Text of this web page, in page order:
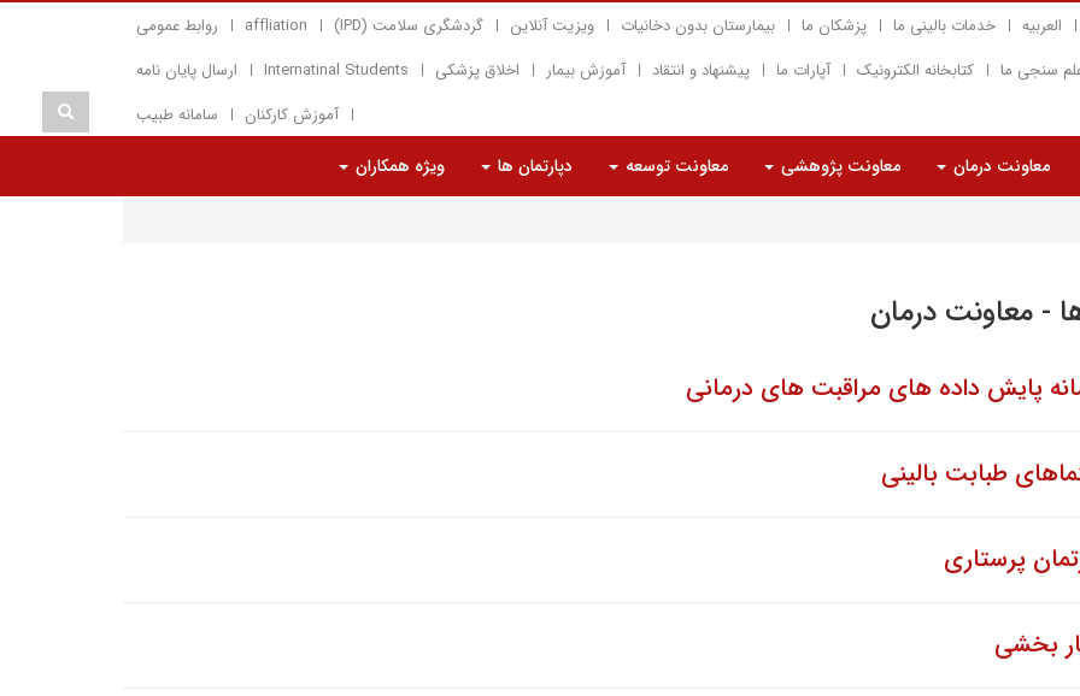
العربیه خدمات بالینی ما پزشکان ما بیمارستان بدون دخانیات ویزیت آنلاین گردشگری سلامت (IPD) affliation
روابط عمومی
سنجی ما کتابخانه الکترونیک آپارات ما پیشنهاد و انتقاد آموزش بیمار اخلاق پزشکی Internatinal Students
ارسال پایان نامه
آموزش کارکنان
سامانه طبیب
معاونت درمان معاونت پژوهشی معاونت توسعه دپارتمان ها
ویژه همکاران
- معاونت درمان
پایش داده های مراقبت های درمانی
طبابت بالینی
پرستاری
بخشی